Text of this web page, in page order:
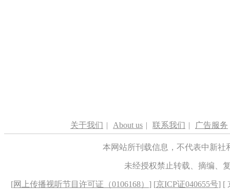
关于我们 | About us | 联系我们 | 广告服务
本网站所刊载信息，不代表中新
未经授权禁止转载、摘编、
[网上传播视听节目许可证（0106168） ] [京ICP证040655号] [